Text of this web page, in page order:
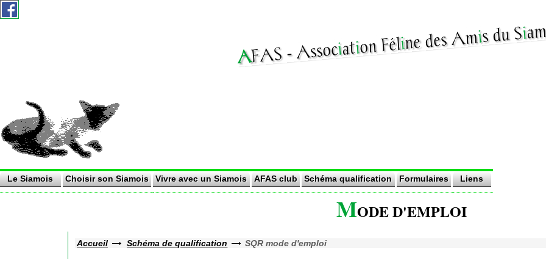
AF
AS -Association Féline des Amis du Si
Le Siamois Choisir son Siamois Vivre avec un Siamois AFAS club Schéma qualification Formulaires Liens
MODE D'EMPLOI
Accueil Schéma de qualification SQR mode d'emploi